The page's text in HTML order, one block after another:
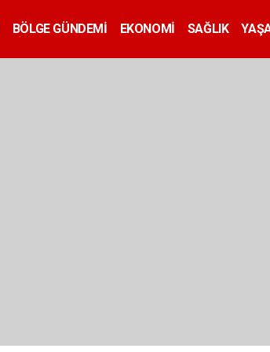
BÖLGE GÜNDEMİ EKONOMİ SAĞLIK